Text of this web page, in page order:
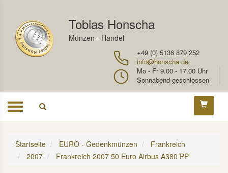
Tobias Honscha
Münzen - Handel
+49 (0) 5136 879 252
info@honscha.de
Mo - Fr 9.00 - 17.00 Uhr
Sonnabend geschlossen
Toggle
Startseite EURO - Gedenkmünzen
Frankreich
2007
Frankreich 2007 50 Euro Airbus A380 PP